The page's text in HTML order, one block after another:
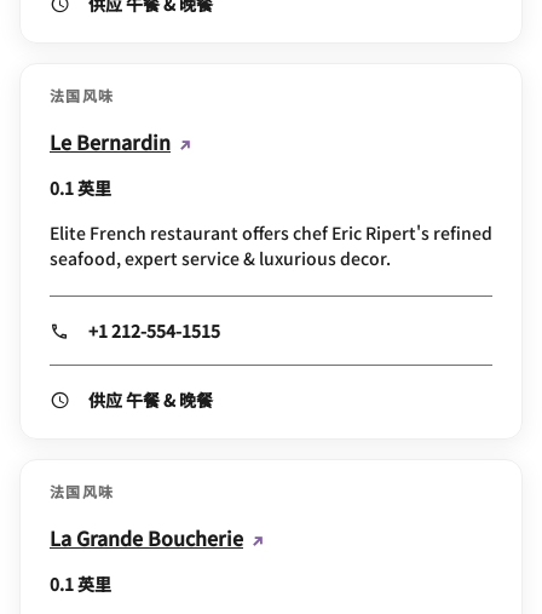
法国风味
Le Bernardin
0.1 英里
Elite French restaurant offers chef Eric Ripert's refined
seafood, expert service & luxurious decor.
+1 212-554-1515
供应 午餐 & 晚餐
法国风味
La Grande Boucherie
0.1 英里